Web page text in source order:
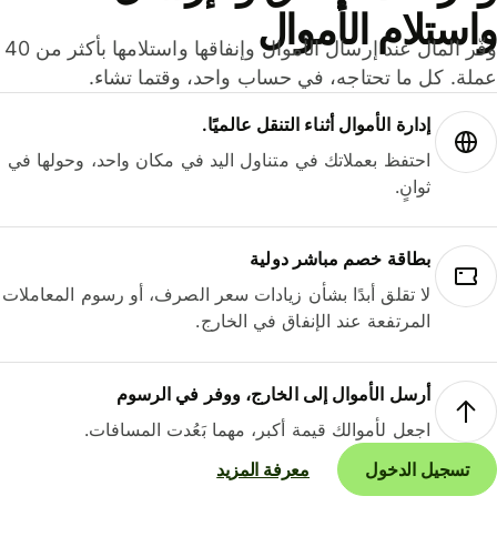
الأموال
وفّر المال عند إرسال الأموال وإنفاقها واستلامها بأكثر من 40
كل ما تحتاجه، في حساب واحد، وقتما تشاء.
إدارة الأموال أثناء التنقل عالميًا.
احتفظ بعملاتك في متناول اليد في مكان واحد، وحولها في
ثوانٍ.
بطاقة خصم مباشر دولية
لا تقلق أبدًا بشأن زيادات سعر الصرف، أو رسوم المعاملات
المرتفعة عند الإنفاق في الخارج.
أرسل الأموال إلى الخارج، ووفر في الرسوم
اجعل لأموالك قيمة أكبر، مهما بَعُدت المسافات.
تسجيل الدخول
معرفة المزيد